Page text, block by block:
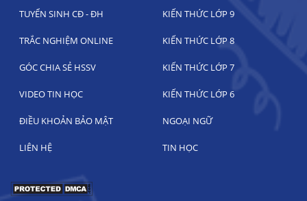
TUYỂN SINH CĐ - ĐH KIẾN THỨC LỚP 9
TRẮC NGHIỆM ONLINE KIẾN THỨC LỚP 8
GÓC CHIA SẺ HSSV KIẾN THỨC LỚP 7
VIDEO TIN HỌC KIẾN THỨC LỚP 6
ĐIỀU KHOẢN BẢO MẬT NGOẠI NGỮ
LIÊN HỆ TIN HỌC